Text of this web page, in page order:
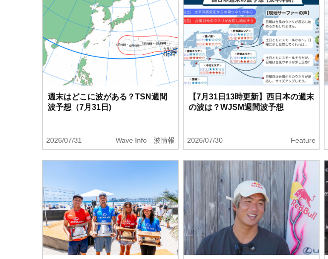
週末はどこに波がある？TSN週間
波予想（7月31日)
2026/07/31 Wave Info 波情報
【7月31日13時更新】西日本の週末
の波は？WJSM週間波予想
2026/07/30 Feature